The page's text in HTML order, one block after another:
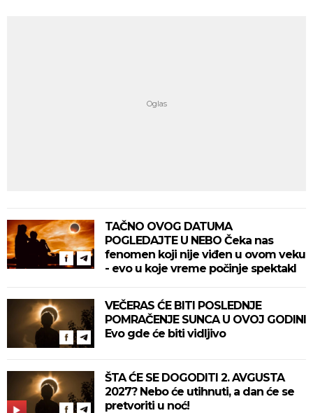
TAČNO OVOG DATUMA
POGLEDAJTE U NEBO Čeka nas
fenomen koji nije viđen u ovom veku
- evo u koje vreme počinje spektakl
VEČERAS ĆE BITI POSLEDNJE
POMRAČENJE SUNCA U OVOJ GODINI
Evo gde će biti vidljivo
ŠTA ĆE SE DOGODITI 2. AVGUSTA
2027? Nebo će utihnuti, a dan će se
pretvoriti u noć!